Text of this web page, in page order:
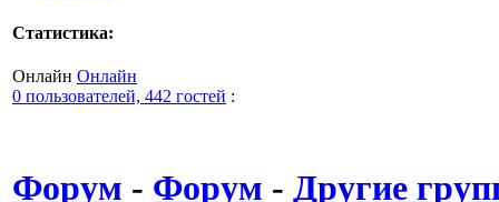
Статистика:
Онлайн Онлайн
0 пользователей, 442 гостей :
Форум - Форум - Другие